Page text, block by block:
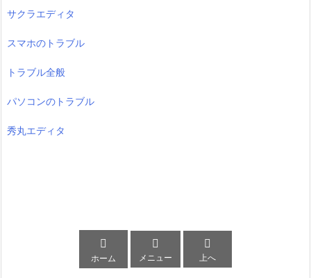
サクラエディタ
スマホのトラブル
トラブル全般
パソコンのトラブル
秀丸エディタ

ホーム

メニュー

上へ